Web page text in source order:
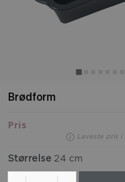
Brødform
Pris
Laveste pris i
Størrelse 24 cm